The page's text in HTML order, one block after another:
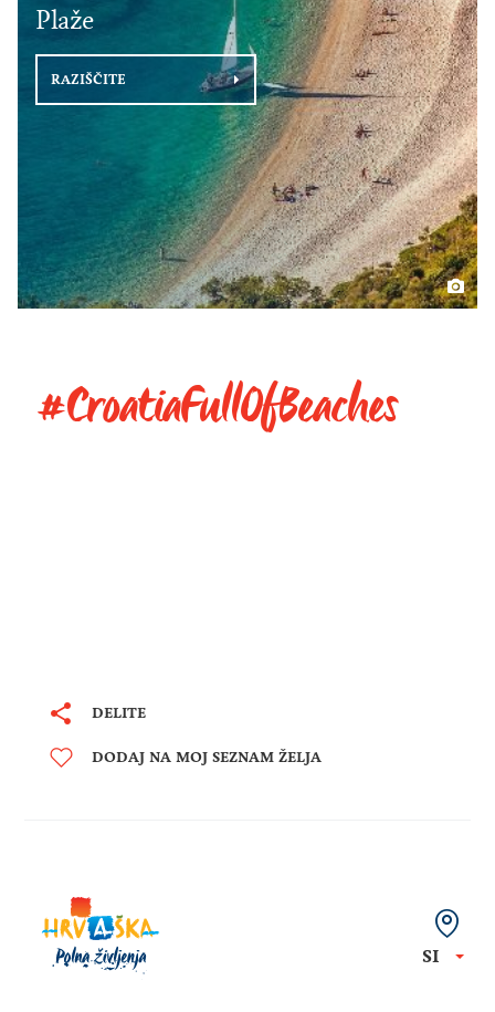
Plaže
RAZIŠČITE
#CroatiaFullOfBeaches
DELITE
DODAJ NA MOJ SEZNAM ŽELJA
SI